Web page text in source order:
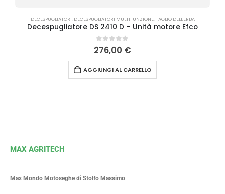
DECESPUGLIATORI, DECESPUGLIATORI MULTIFUNZIONE,TAGLIO DELL'ERBA
Decespugliatore DS 2410 D – Unità motore Efco
0Su 5
276,00 €
AGGIUNGI AL CARRELLO
MAX AGRITECH
Max Mondo Motoseghe di Stolfo Massimo